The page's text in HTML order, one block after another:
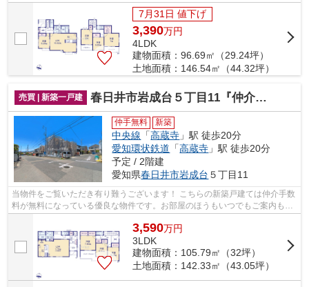
せて頂きますのでお気軽にお問合せ下...
7月31日 値下げ
3,390万円
4LDK
建物面積：96.69㎡（29.24坪）
土地面積：146.54㎡（44.32坪）
売買 | 新築一戸建 春日井市岩成台５丁目11『仲介料無料』新築戸建て
仲手無料 新築
中央線 「高蔵寺 」駅 徒歩20分
愛知環状鉄道 「高蔵寺 」駅 徒歩20分
予定 / 2階建
愛知県春日井市岩成台 ５丁目11
当物件をご覧いただき有り難うございます！ こちらの新築戸建ては仲介手数
料が無料になっている優良な物件です。お部屋のほうもいつでもご案内もさ
せて頂きますのでお気軽にお問合せ下...
3,590万円
3LDK
建物面積：105.79㎡（32坪）
土地面積：142.33㎡（43.05坪）